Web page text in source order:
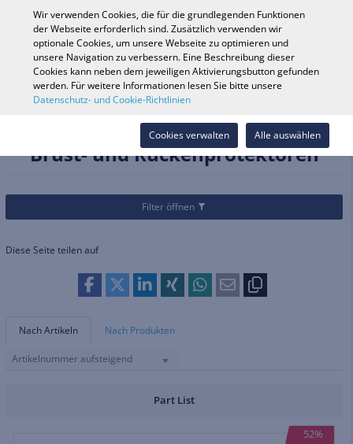
Fahrzeugsuche
Shop durchsuchen
Kategorien Fahrrad
Fahrer-Schutzausrüstung
Brust- und Rückenprotektoren
Brust- und Rückenprotektoren
Filter öffnen
Diese Seite teilen auf
Nach Artikeln Nach Produkten
Artikelnummer aufsteigend
Part List
52%
Wir verwenden Cookies, die für die grundlegenden Funktionen
der Webseite erforderlich sind. Zusätzlich verwenden wir
optionale Cookies, um unsere Webseite zu optimieren und
unsere Navigation zu verbessern. Eine Beschreibung dieser
Cookies kann neben dem jeweiligen Aktivierungsbutton gefunden
werden. Für weitere Informationen lesen Sie bitte unsere
Datenschutz- und Cookie-Richtlinien
Alle auswählen
Cookies verwalten